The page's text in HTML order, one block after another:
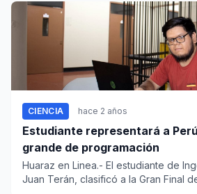
CIENCIA hace 2 años
Estudiante representará a
grande de programación
Huaraz en Linea.- El estudiante de
Juan Terán, clasificó a la Gran Final